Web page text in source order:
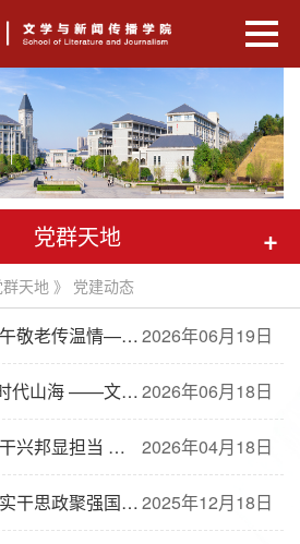
党群天地 +
群天地 》 党建动态
2026年06月19日
播学院开展端午敬老志愿服务区校共建党日活动
2026年06月18日
生党员“最后一课”主题党日活动
2026年04月18日
一月一课一片一实践”主题党日活动
2025年12月18日
开展“一月一课一片一实践”主题党日活动